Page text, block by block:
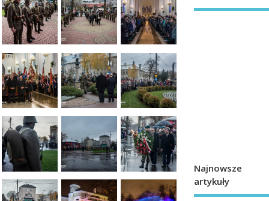
Najnowsze
artykuły